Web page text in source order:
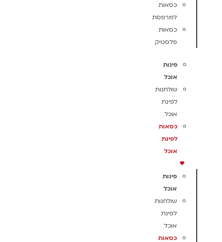
כסאות
למרפסת
כסאות
פלסטיק
פינות
אוכל
שולחנות
לפינת
אוכל
כסאות
לפינת
אוכל
פינות
אוכל
שולחנות
לפינת
אוכל
כסאות